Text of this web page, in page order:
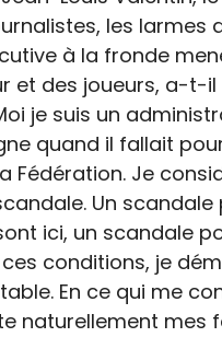
les larmes
à la fronde
et des joueurs, a-t-il
je suis un
quand il fallait
Fédération. Je
Un scandale
ici, un scandale
conditions, je
En ce qui me
naturellement mes